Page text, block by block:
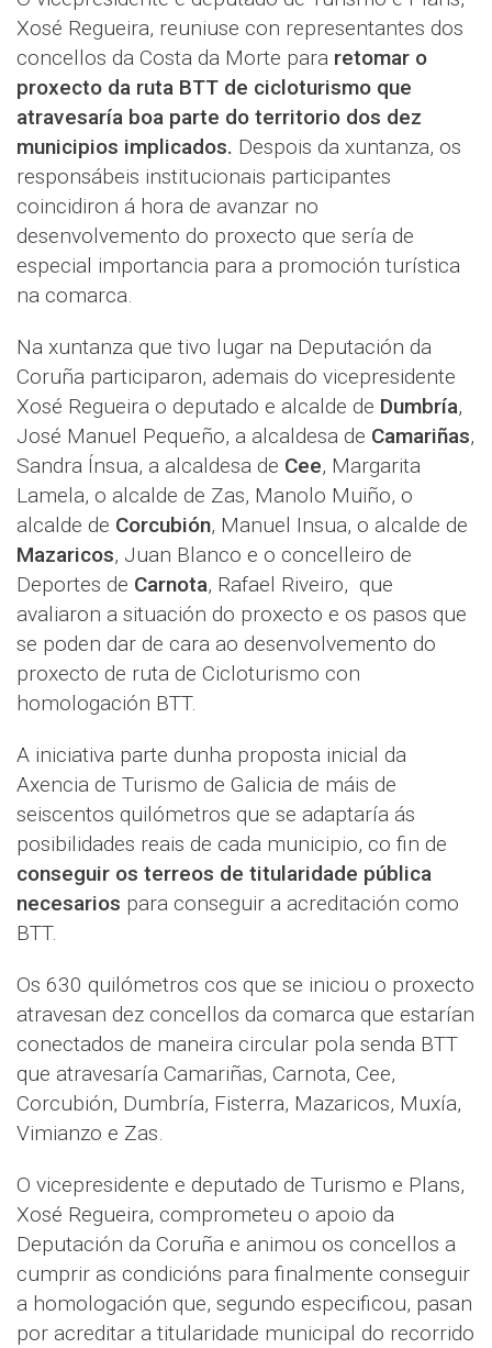
Xosé Regueira, reuniuse con representantes dos
concellos da Costa da Morte para retomar o
proxecto da ruta BTT de cicloturismo que
atravesaría boa parte do territorio dos dez
municipios implicados. Despois da xuntanza, os
responsábeis institucionais participantes
coincidiron á hora de avanzar no
desenvolvemento do proxecto que sería de
especial importancia para a promoción turística
na comarca.
Na xuntanza que tivo lugar na Deputación da
Coruña participaron, ademais do vicepresidente
Xosé Regueira o deputado e alcalde de Dumbría,
José Manuel Pequeño, a alcaldesa de Camariñas,
Sandra Ínsua, a alcaldesa de Cee, Margarita
Lamela, o alcalde de Zas, Manolo Muiño, o
alcalde de Corcubión, Manuel Insua, o alcalde de
Mazaricos, Juan Blanco e o concelleiro de
Deportes de Carnota, Rafael Riveiro, que
avaliaron a situación do proxecto e os pasos que
se poden dar de cara ao desenvolvemento do
proxecto de ruta de Cicloturismo con
homologación BTT.
A iniciativa parte dunha proposta inicial da
Axencia de Turismo de Galicia de máis de
seiscentos quilómetros que se adaptaría ás
posibilidades reais de cada municipio, co fin de
conseguir os terreos de titularidade pública
necesarios para conseguir a acreditación como
BTT.
Os 630 quilómetros cos que se iniciou o proxecto
atravesan dez concellos da comarca que estarían
conectados de maneira circular pola senda BTT
que atravesaría Camariñas, Carnota, Cee,
Corcubión, Dumbría, Fisterra, Mazaricos, Muxía,
Vimianzo e Zas.
O vicepresidente e deputado de Turismo e Plans,
Xosé Regueira, comprometeu o apoio da
Deputación da Coruña e animou os concellos a
cumprir as condicións para finalmente conseguir
a homologación que, segundo especificou, pasan
por acreditar a titularidade municipal do recorrido